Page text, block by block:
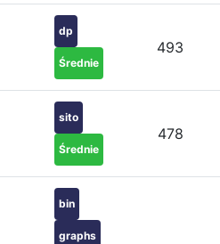
dp
Średnie
493
sito
Średnie
478
bin
graphs